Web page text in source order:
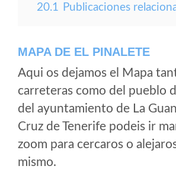
20.1 Publicaciones
MAPA DE EL PINALETE
Aqui os dejamos el Mapa
carreteras como del pueblo
del ayuntamiento de La
Cruz de Tenerife podeis ir
zoom para cercaros o
mismo.